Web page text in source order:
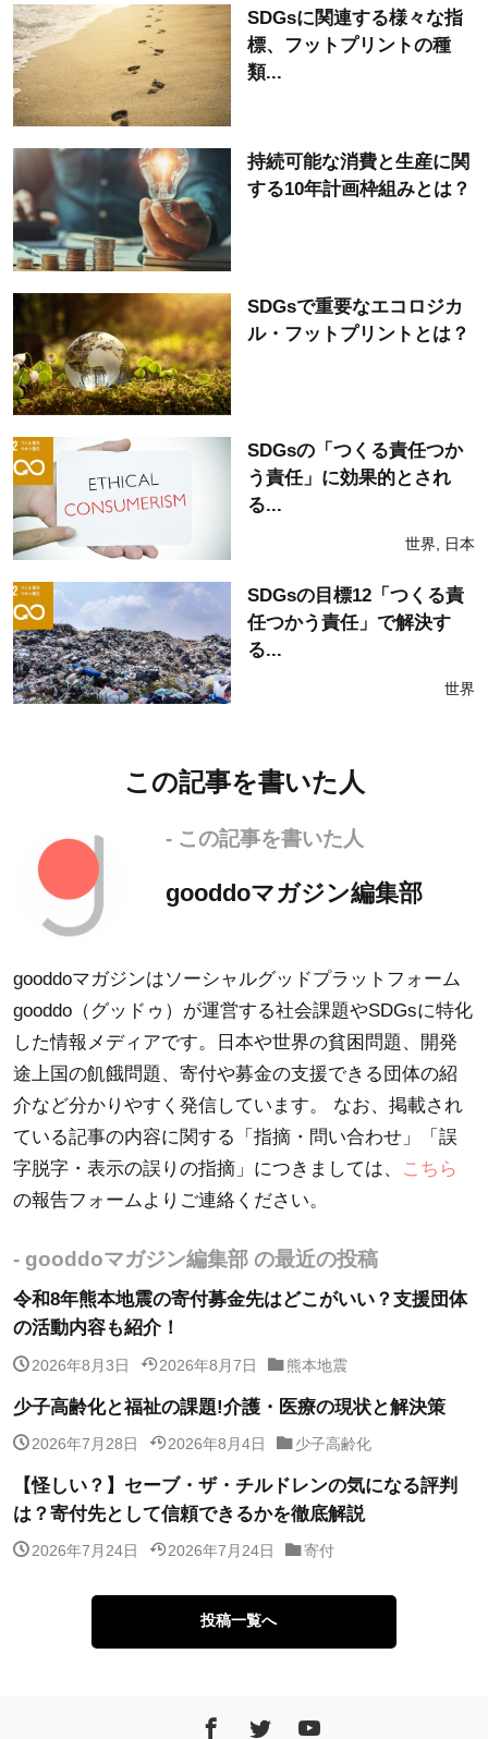
SDGsに関連する様々な指
標、フットプリントの種
類...
持続可能な消費と生産に関
する10年計画枠組みとは？
SDGsで重要なエコロジカ
ル・フットプリントとは？
SDGsの「つくる責任つか
う責任」に効果的とされ
る...
世界, 日本
SDGsの目標12「つくる責
任つかう責任」で解決す
る...
世界
この記事を書いた人
- この記事を書いた人
gooddoマガジン編集部
gooddoマガジンはソーシャルグッドプラットフォーム
gooddo（グッドゥ）が運営する社会課題やSDGsに特化
した情報メディアです。日本や世界の貧困問題、開発
途上国の飢餓問題、寄付や募金の支援できる団体の紹
介など分かりやすく発信しています。 なお、掲載され
ている記事の内容に関する「指摘・問い合わせ」「誤
字脱字・表示の誤りの指摘」につきましては、
こちら
の報告フォームよりご連絡ください。
- gooddoマガジン編集部 の最近の投稿
令和8年熊本地震の寄付募金先はどこがいい？支援団体
の活動内容も紹介！
2026年8月3日 2026年8月7日 熊本地震
少子高齢化と福祉の課題!介護・医療の現状と解決策
2026年7月28日 2026年8月4日 少子高齢化
【怪しい？】セーブ・ザ・チルドレンの気になる評判
は？寄付先として信頼できるかを徹底解説
2026年7月24日 2026年7月24日 寄付
投稿一覧へ